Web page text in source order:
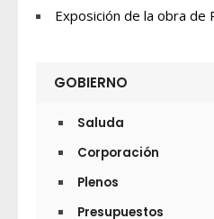
Exposición de la obra de
GOBIERNO
Saluda
Corporación
Plenos
Presupuestos